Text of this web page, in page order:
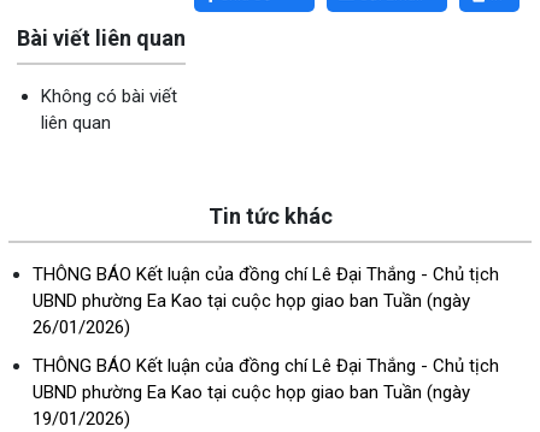
Bài viết liên quan
Không có bài viết
liên quan
Tin tức khác
THÔNG BÁO Kết luận của đồng chí Lê Đại Thắng - Chủ tịch
UBND phường Ea Kao tại cuộc họp giao ban Tuần (ngày
26/01/2026)
THÔNG BÁO Kết luận của đồng chí Lê Đại Thắng - Chủ tịch
UBND phường Ea Kao tại cuộc họp giao ban Tuần (ngày
19/01/2026)